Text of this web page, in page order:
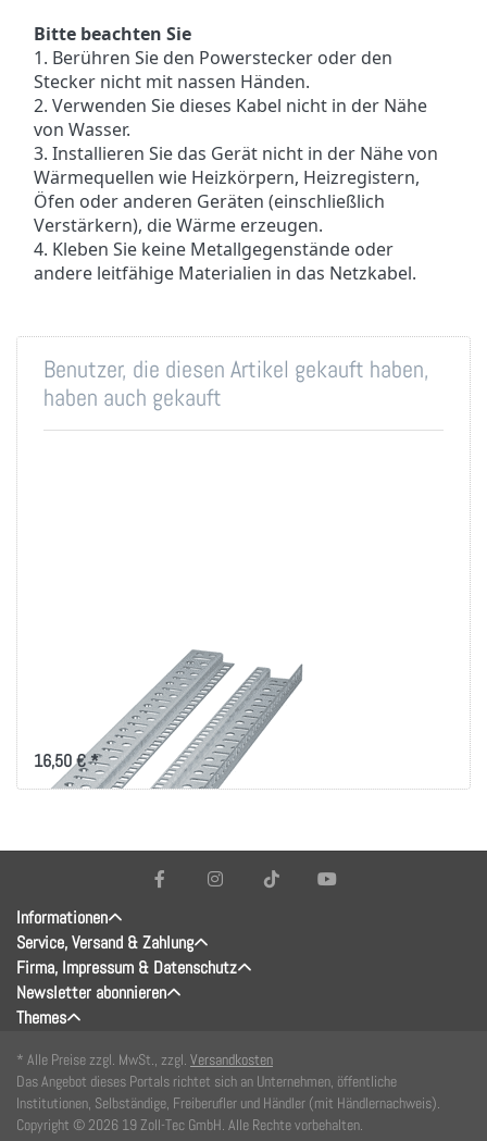
Bitte beachten Sie
1. Berühren Sie den Powerstecker oder den
Stecker nicht mit nassen Händen.
2. Verwenden Sie dieses Kabel nicht in der Nähe
von Wasser.
3. Installieren Sie das Gerät nicht in der Nähe von
Wärmequellen wie Heizkörpern, Heizregistern,
Öfen oder anderen Geräten (einschließlich
Verstärkern), die Wärme erzeugen.
4. Kleben Sie keine Metallgegenstände oder
andere leitfähige Materialien in das Netzkabel.
Benutzer, die diesen Artikel gekauft haben,
haben auch gekauft
Befestigungsschiene
zum Selbstbau
16,50 € *
Informationen
Service, Versand & Zahlung
Firma, Impressum & Datenschutz
Newsletter abonnieren
Themes
* Alle Preise zzgl. MwSt., zzgl. Versandkosten
Das Angebot dieses Portals richtet sich an Unternehmen, öffentliche
Institutionen, Selbständige, Freiberufler und Händler (mit Händlernachweis).
Copyright © 2026 19 Zoll-Tec GmbH. Alle Rechte vorbehalten.